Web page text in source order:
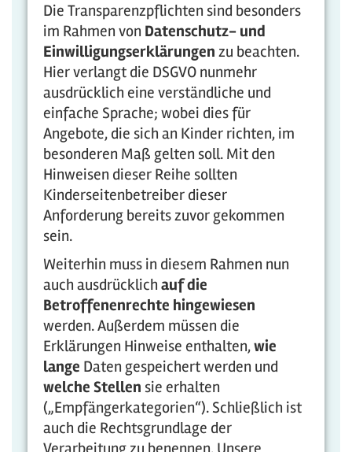
Die Transparenzpflichten sind besonders
im Rahmen von Datenschutz- und
Einwilligungserklärungen zu beachten.
Hier verlangt die DSGVO nunmehr
ausdrücklich eine verständliche und
einfache Sprache; wobei dies für
Angebote, die sich an Kinder richten, im
besonderen Maß gelten soll. Mit den
Hinweisen dieser Reihe sollten
Kinderseitenbetreiber dieser
Anforderung bereits zuvor gekommen
sein.
Weiterhin muss in diesem Rahmen nun
auch ausdrücklich auf die
Betroffenenrechte hingewiesen
werden. Außerdem müssen die
Erklärungen Hinweise enthalten,wie
lange Daten gespeichert werden und
welche Stellen sie erhalten
(„Empfängerkategorien“). Schließlich ist
auch die Rechtsgrundlage der